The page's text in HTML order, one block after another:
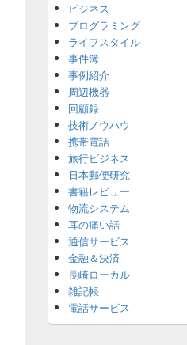
ビジネス
プログラミング
ライフスタイル
事件簿
事例紹介
周辺機器
回顧録
技術ノウハウ
携帯電話
旅行ビジネス
日本郵便研究
書籍レビュー
物流システム
耳の痛い話
通信サービス
金融＆決済
長崎ローカル
雑記帳
電話サービス